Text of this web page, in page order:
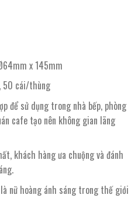
x 145mm
50 cái/thùng
để sử dụng trong nhà bếp, phòng
cafe tạo nên không gian lãng
khách hàng ưa chuộng và đánh
nữ hoàng ánh sáng trong thế giới